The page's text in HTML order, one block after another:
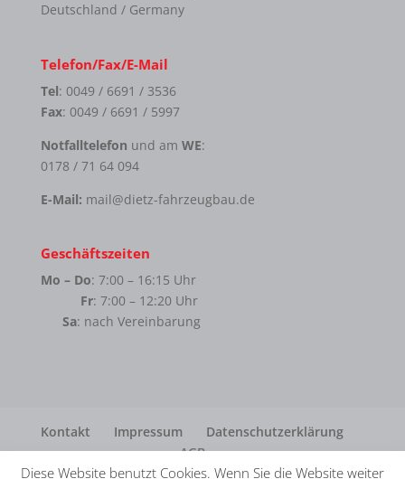
Deutschland / Germany
Telefon/Fax/E-Mail
Tel: 0049 / 6691 / 3536
Fax: 0049 / 6691 / 5997
Notfalltelefon und am WE:
0178 / 71 64 094
E-Mail: mail@dietz-fahrzeugbau.de
Geschäftszeiten
Mo – Do: 7:00 – 16:15 Uhr
Fr: 7:00 – 12:20 Uhr
Sa: nach Vereinbarung
Kontakt Impressum
Datenschutzerklärung
AGB
Diese Website benutzt Cookies. Wenn Sie die Website weiter